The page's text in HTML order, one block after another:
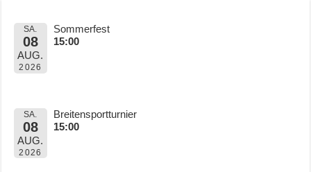
SA.
08
AUG.
2026
Sommerfest
15:00
SA.
08
AUG.
2026
Breitensportturnier
15:00